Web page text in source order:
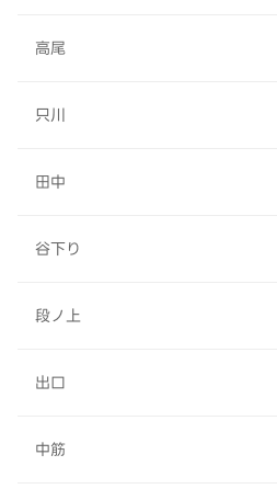
高尾
只川
田中
谷下り
段ノ上
出口
中筋